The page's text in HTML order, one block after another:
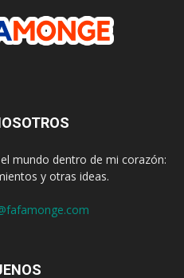
mundo dentro de mi corazón:
y otras ideas.